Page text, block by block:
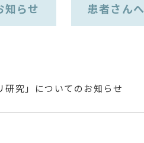
知らせ 患者さんへ
研究」についてのお知らせ